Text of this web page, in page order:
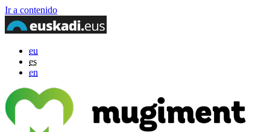
Ir a contenido
eu
es
en